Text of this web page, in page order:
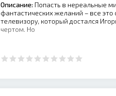
Описание: Попасть в нереальные
фантастических желаний – все
телевизору, который достался
чертом. Но